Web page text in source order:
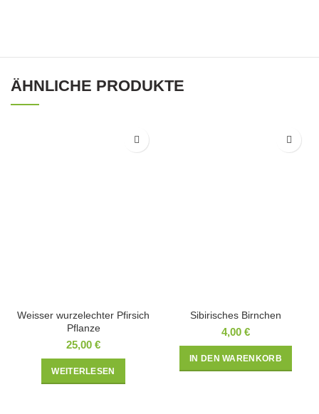
ÄHNLICHE PRODUKTE
Weisser wurzelechter Pfirsich
Pflanze
25,00 €
WEITERLESEN
Sibirisches Birnchen
4,00 €
IN DEN WARENKORB